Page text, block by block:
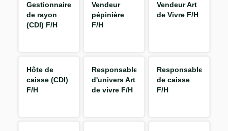
Gestionnaire
de rayon
(CDI) F/H
Vendeur
pépinière
F/H
Vendeur Art
de Vivre F/H
Hôte de
caisse (CDI)
F/H
Responsable
d'univers Art
de vivre F/H
Responsable
de caisse
F/H